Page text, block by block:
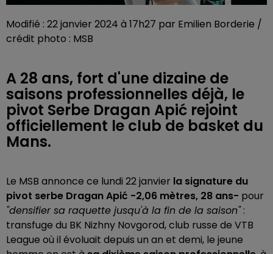
Modifié : 22 janvier 2024 à 17h27 par Emilien Borderie /
crédit photo : MSB
A 28 ans, fort d'une dizaine de
saisons professionnelles déjà, le
pivot Serbe Dragan Apić rejoint
officiellement le club de basket du
Mans.
Le MSB annonce ce lundi 22 janvier la signature du
pivot serbe Dragan Apić -2,06 mètres, 28 ans- pour
"densifier sa raquette jusqu'à la fin de la saison":
transfuge du BK Nizhny Novgorod, club russe de VTB
League où il évoluait depuis un an et demi, le jeune